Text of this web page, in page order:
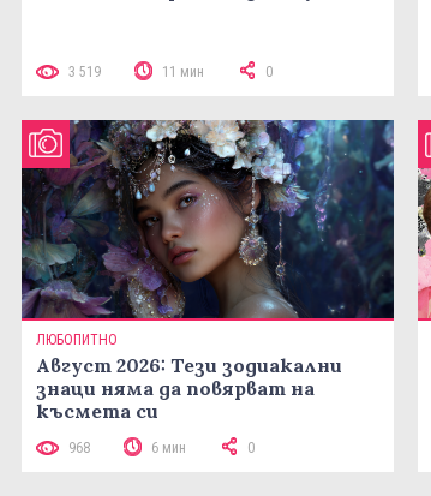
3 519 11 мин 0
ЛЮБОПИТНО
Август 2026: Тези зодиакални
знаци няма да повярват на
късмета си
968 6 мин 0